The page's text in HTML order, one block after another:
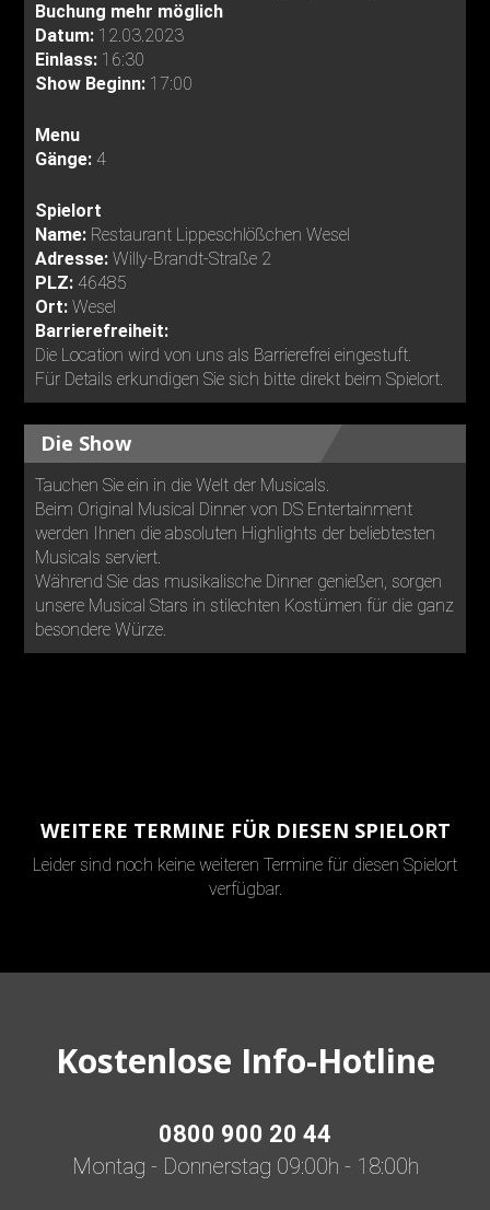
Buchung mehr möglich
Datum: 12.03.2023
Einlass: 16:30
Show Beginn: 17:00
Menu
Gänge: 4
Spielort
Name: Restaurant Lippeschlößchen Wesel
Adresse:Willy-Brandt-Straße 2
PLZ: 46485
Ort:Wesel
Barrierefreiheit:
Die Location wird von uns als Barrierefrei eingestuft.
Für Details erkundigen Sie sich bitte direkt beim Spielort.
Die Show
Tauchen Sie ein in die Welt der Musicals.
Beim Original Musical Dinner von DS Entertainment
werden Ihnen die absoluten Highlights der beliebtesten
Musicals serviert.
Während Sie das musikalische Dinner genießen, sorgen
unsere Musical Stars in stilechten Kostümen für die ganz
besondere Würze.
WEITERE TERMINE FÜR DIESEN SPIELORT
Leider sind noch keine weiteren Termine für diesen Spielort
verfügbar.
Kostenlose Info-Hotline
0800 900 20 44
Montag - Donnerstag 09:00h - 18:00h